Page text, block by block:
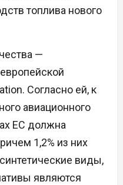
топлива нового
—
Согласно ей, к
авиационного
ЕС должна
1,2% из них
виды,
являются